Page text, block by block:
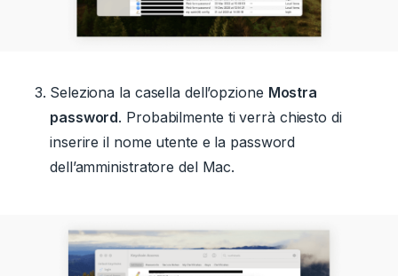
Seleziona la casella dell’opzione Mostra
password. Probabilmente ti verrà chiesto di
inserire il nome utente e la password
dell’amministratore del Mac.